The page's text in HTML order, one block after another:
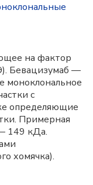
на фактор
Бевацизумаб —
моноклональное
с
определяющие
Примерная
149 кДа.
хомячка).